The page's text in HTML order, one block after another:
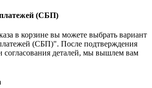
(СБП)
в корзине вы можете выбрать вариант
(СБП)". После подтверждения
согласования деталей, мы вышлем вам